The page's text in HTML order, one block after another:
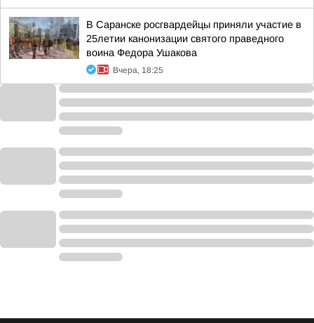
В Саранске росгвардейцы приняли участие в
25летии канонизации святого праведного
воина Федора Ушакова
Вчера, 18:25